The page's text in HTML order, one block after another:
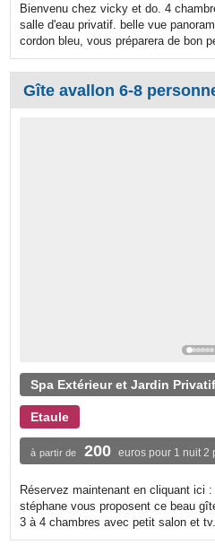
Bienvenu chez vicky et do. 4
salle d'eau privatif. belle vue
cordon bleu, vous préparera de bon
Spa Extérieur et Jardin
Etaule
à partir de 200 euros pour 1 nuit 2
Réservez maintenant en cliquant ici
stéphane vous proposent ce beau
3 à 4 chambres avec petit salon et tv.